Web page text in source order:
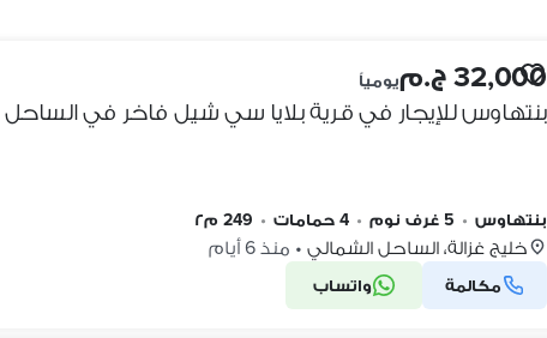
32,000 ج.م يومياً
بنتهاوس • 5 غرف نوم • 4 حمامات • 249 م٢
خليج غزالة، الساحل الشمالي • منذ 6 أيام
مكالمة واتساب